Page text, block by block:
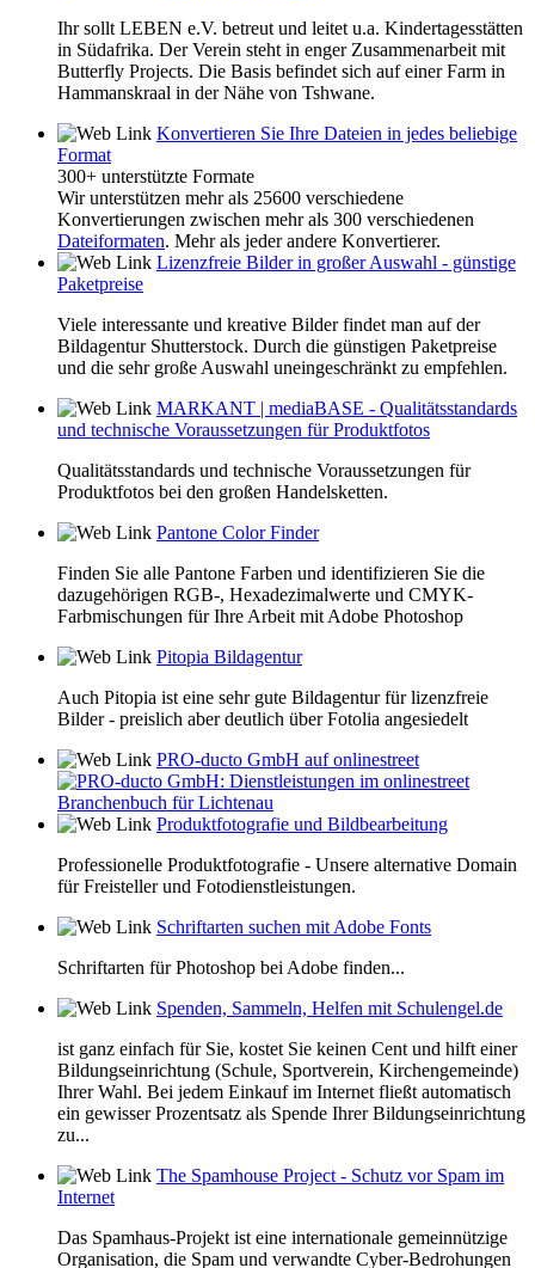
Ihr sollt LEBEN e.V. betreut und leitet u.a. Kindertagesstätten
in Südafrika. Der Verein steht in enger Zusammenarbeit mit
Butterfly Projects. Die Basis befindet sich auf einer Farm in
Hammanskraal in der Nähe von Tshwane.
Konvertieren Sie Ihre Dateien in jedes beliebige
Format
300+ unterstützte Formate
Wir unterstützen mehr als 25600 verschiedene
Konvertierungen zwischen mehr als 300 verschiedenen
Dateiformaten. Mehr als jeder andere Konvertierer.
Lizenzfreie Bilder in großer Auswahl - günstige
Paketpreise
Viele interessante und kreative Bilder findet man auf der
Bildagentur Shutterstock. Durch die günstigen Paketpreise
und die sehr große Auswahl uneingeschränkt zu empfehlen.
MARKANT | mediaBASE - Qualitätsstandards
und technische Voraussetzungen für Produktfotos
Qualitätsstandards und technische Voraussetzungen für
Produktfotos bei den großen Handelsketten.
Pantone Color Finder
Finden Sie alle Pantone Farben und identifizieren Sie die
dazugehörigen RGB-, Hexadezimalwerte und CMYK-
Farbmischungen für Ihre Arbeit mit Adobe Photoshop
Pitopia Bildagentur
Auch Pitopia ist eine sehr gute Bildagentur für lizenzfreie
Bilder - preislich aber deutlich über Fotolia angesiedelt
PRO-ducto GmbH auf onlinestreet
Produktfotografie und Bildbearbeitung
Professionelle Produktfotografie - Unsere alternative Domain
für Freisteller und Fotodienstleistungen.
Schriftarten suchen mit Adobe Fonts
Schriftarten für Photoshop bei Adobe finden...
Spenden, Sammeln, Helfen mit Schulengel.de
ist ganz einfach für Sie, kostet Sie keinen Cent und hilft einer
Bildungseinrichtung (Schule, Sportverein, Kirchengemeinde)
Ihrer Wahl. Bei jedem Einkauf im Internet fließt automatisch
ein gewisser Prozentsatz als Spende Ihrer Bildungseinrichtung
zu...
The Spamhouse Project - Schutz vor Spam im
Internet
Das Spamhaus-Projekt ist eine internationale gemeinnützige
Organisation, die Spam und verwandte Cyber-Bedrohungen